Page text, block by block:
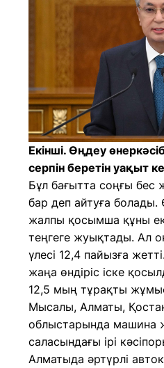
Екінші. Өңдеу
серпін беретін уақыт
Бұл бағытта соңғы бес
бар деп айтуға болады.
жалпы қосымша құны
теңгеге жуықтады. Ал
үлесі 12,4 пайызға
жаңа өндіріс іске
12,5 мың тұрақты
Мысалы, Алматы,
облыстарында машина
саласындағы ірі
Алматыда әртүрлі